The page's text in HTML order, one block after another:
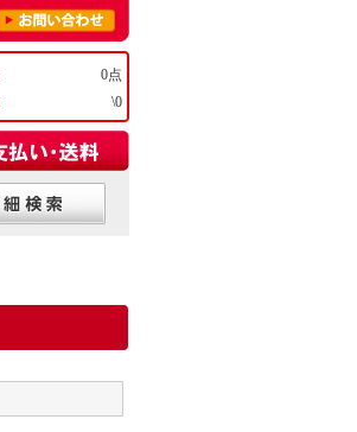
0点
\0